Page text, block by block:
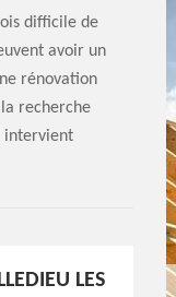
difficile de
avoir un
rénovation
recherche
intervient
LES